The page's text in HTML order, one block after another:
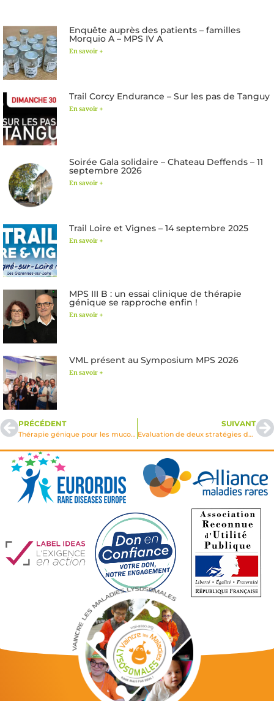
Enquête auprès des patients – familles
Morquio A – MPS IV A
En savoir +
Trail Corcy Endurance – Sur les pas de Tanguy
En savoir +
Soirée Gala solidaire – Chateau Deffends – 11
septembre 2026
En savoir +
Trail Loire et Vignes – 14 septembre 2025
En savoir +
MPS III B : un essai clinique de thérapie
génique se rapproche enfin !
En savoir +
VML présent au Symposium MPS 2026
En savoir +
PRÉCÉDENT
Thérapie génique pour les mucopolysaccharidoses 1997
SUIVANT
Evaluation de deux stratégies de correction de l’atteinte neurologique chez le mutant GUSmps – MPS7